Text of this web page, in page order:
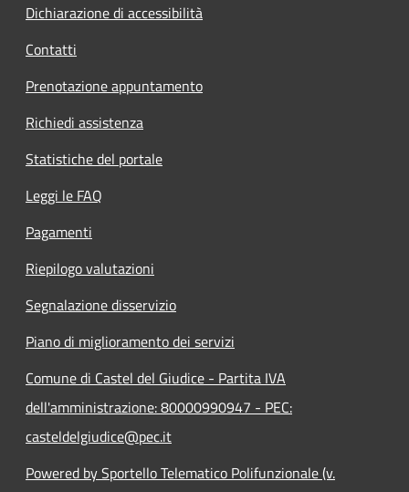
Dichiarazione di accessibilità
Contatti
Prenotazione appuntamento
Richiedi assistenza
Statistiche del portale
Leggi le FAQ
Pagamenti
Riepilogo valutazioni
Segnalazione disservizio
Piano di miglioramento dei servizi
Comune di Castel del Giudice - Partita IVA
dell'amministrazione: 80000990947 - PEC:
casteldelgiudice@pec.it
Powered by Sportello Telematico Polifunzionale (v.